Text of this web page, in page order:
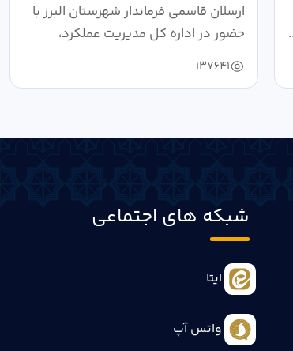
ارسلان قاسمی فرماندار شهرستان البرز با
حضور در اداره کل مدیریت عملکرد،
بازرسی...
137641
شبکه های اجتماعی
ایتا
واتس آپ